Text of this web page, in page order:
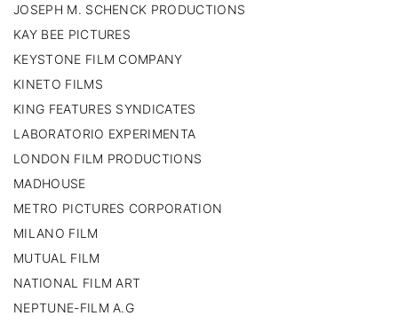
JOSEPH M. SCHENCK PRODUCTIONS
KAY BEE PICTURES
KEYSTONE FILM COMPANY
KINETO FILMS
KING FEATURES SYNDICATES
LABORATORIO EXPERIMENTA
LONDON FILM PRODUCTIONS
MADHOUSE
METRO PICTURES CORPORATION
MILANO FILM
MUTUAL FILM
NATIONAL FILM ART
NEPTUNE-FILM A.G